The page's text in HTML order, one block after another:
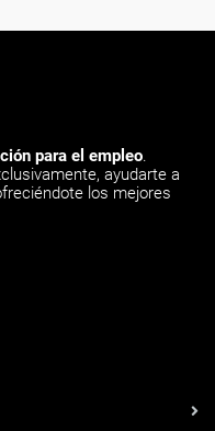
para el empleo.
ayudarte a
los mejores